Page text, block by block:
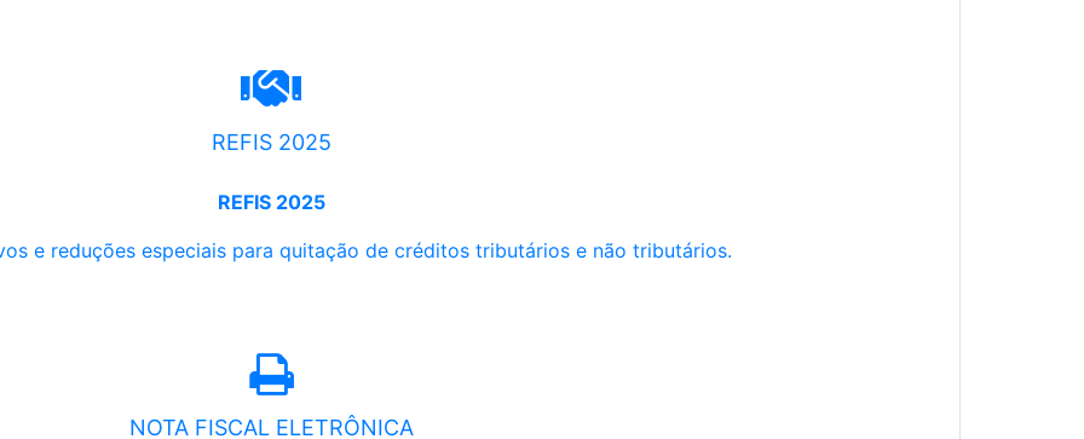
REFIS 2025
REFIS 2025
e reduções especiais para quitação de créditos tributários e não tributários.
NOTA FISCAL ELETRÔNICA